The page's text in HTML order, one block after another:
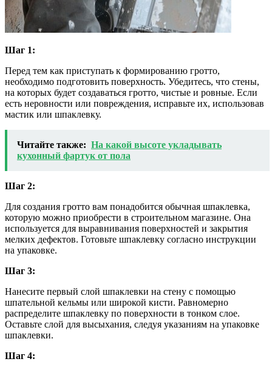
Шаг 1:
Перед тем как приступать к формированию гротто,
необходимо подготовить поверхность. Убедитесь, что стены,
на которых будет создаваться гротто, чистые и ровные. Если
есть неровности или повреждения, исправьте их, использовав
мастик или шпаклевку.
Читайте также: На какой высоте укладывать
кухонный фартук от пола
Шаг 2:
Для создания гротто вам понадобится обычная шпаклевка,
которую можно приобрести в строительном магазине. Она
используется для выравнивания поверхностей и закрытия
мелких дефектов. Готовьте шпаклевку согласно инструкции
на упаковке.
Шаг 3:
Нанесите первый слой шпаклевки на стену с помощью
шпательной кельмы или широкой кисти. Равномерно
распределите шпаклевку по поверхности в тонком слое.
Оставьте слой для высыхания, следуя указаниям на упаковке
шпаклевки.
Шаг 4: